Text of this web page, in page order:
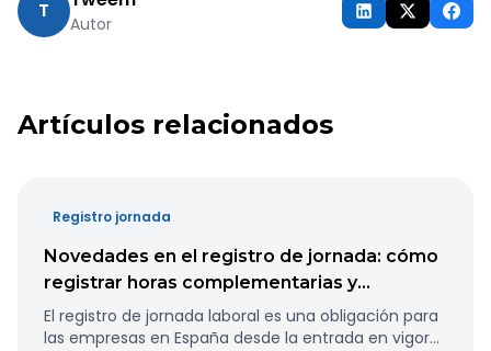
T
Autor
Artículos relacionados
Registro jornada
Novedades en el registro de jornada: cómo
registrar horas complementarias y
extraordinarias
El registro de jornada laboral es una obligación para
las empresas en España desde la entrada en vigor